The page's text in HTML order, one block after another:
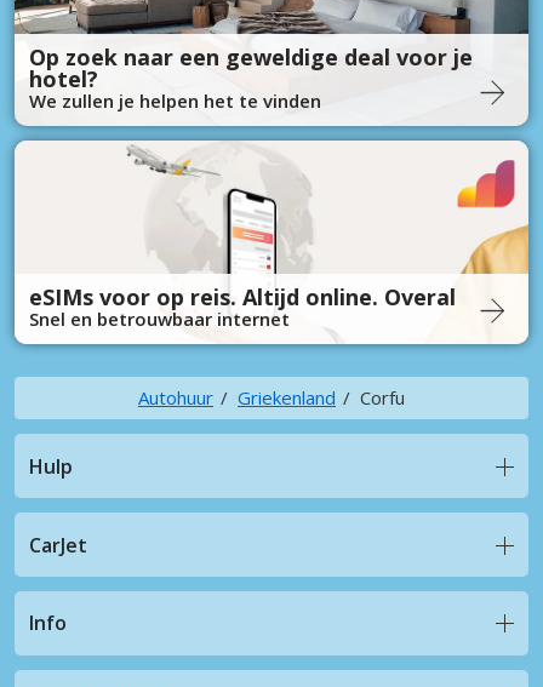
Op zoek naar een geweldige deal voor je
hotel?
We zullen je helpen het te vinden
eSIMs voor op reis. Altijd online. Overal
Snel en betrouwbaar internet
Autohuur Griekenland Corfu
Hulp
CarJet
Info